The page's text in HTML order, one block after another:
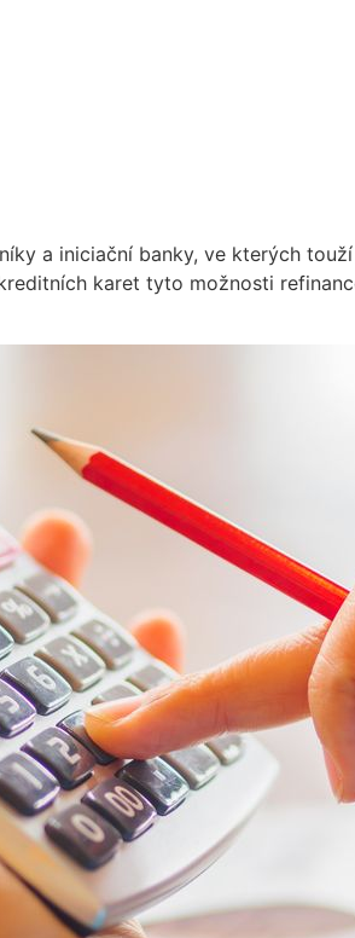
a iniciační banky, ve kterých
karet tyto možnosti